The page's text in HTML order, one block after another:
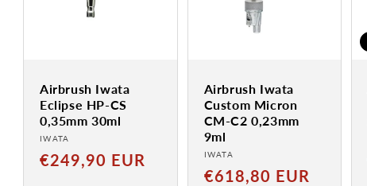
Airbrush Iwata
Eclipse HP-CS
0,35mm 30ml
Anbieter:
IWATA
Normaler
€249,90 EUR
Airbrush Iwata
Custom Micron
CM-C2 0,23mm
9ml
Anbieter:
IWATA
Normaler
€618,80 EUR